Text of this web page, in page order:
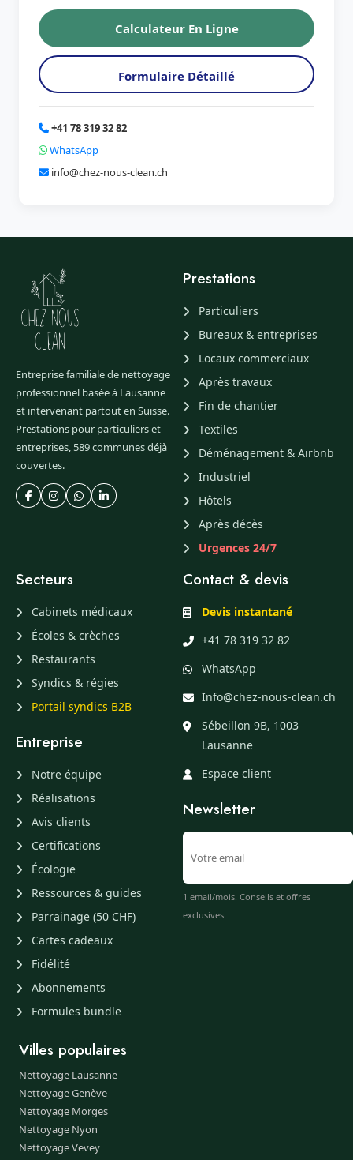
Calculateur En Ligne
Formulaire Détaillé
+41 78 319 32 82
WhatsApp
info@chez-nous-clean.ch
Entreprise familiale de nettoyage
professionnel basée à Lausanne
et intervenant partout en Suisse.
Prestations pour particuliers et
entreprises, 589 communes déjà
couvertes.
Prestations
Particuliers
Bureaux & entreprises
Locaux commerciaux
Après travaux
Fin de chantier
Textiles
Déménagement & Airbnb
Industriel
Hôtels
Après décès
Urgences 24/7
Secteurs
Cabinets médicaux
Écoles & crèches
Restaurants
Syndics & régies
Portail syndics B2B
Entreprise
Notre équipe
Réalisations
Avis clients
Certifications
Écologie
Ressources & guides
Parrainage (50 CHF)
Cartes cadeaux
Fidélité
Abonnements
Formules bundle
Contact & devis
Devis instantané
+41 78 319 32 82
WhatsApp
Info@chez-nous-clean.ch
Sébeillon 9B, 1003
Lausanne
Espace client
Newsletter
1 email/mois. Conseils et offres
exclusives.
Villes populaires
Nettoyage Lausanne
Nettoyage Genève
Nettoyage Morges
Nettoyage Nyon
Nettoyage Vevey